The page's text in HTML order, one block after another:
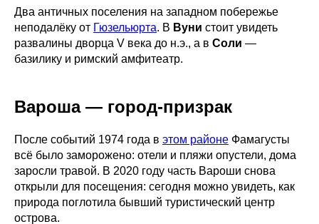
Два античных поселения на западном побережье
неподалёку от Гюзельюрта. В Вуни стоит увидеть
развалины дворца V века до н.э., а в Соли —
базилику и римский амфитеатр.
Вароша — город-призрак
После событий 1974 года в этом районе Фамагусты
всё было заморожено: отели и пляжи опустели, дома
заросли травой. В 2020 году часть Вароши снова
открыли для посещения: сегодня можно увидеть, как
природа поглотила бывший туристический центр
острова.